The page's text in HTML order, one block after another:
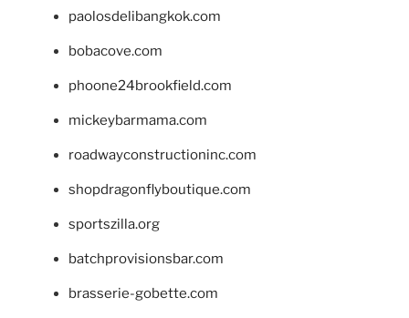
paolosdelibangkok.com
bobacove.com
phoone24brookfield.com
mickeybarmama.com
roadwayconstructioninc.com
shopdragonflyboutique.com
sportszilla.org
batchprovisionsbar.com
brasserie-gobette.com